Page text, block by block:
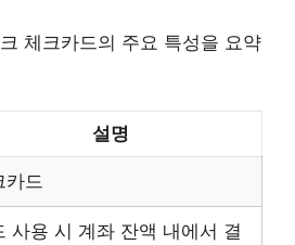
체크카드의 주요 특성을 요약
설명
카드
사용 시 계좌 잔액 내에서 결